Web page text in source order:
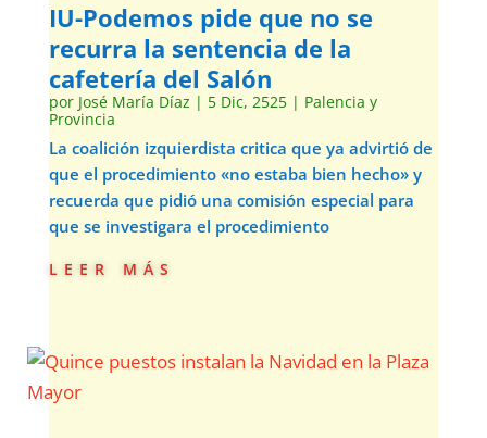
IU-Podemos pide que no se
recurra la sentencia de la
cafetería del Salón
por José María Díaz | 5 Dic, 2525| Palencia y
Provincia
La coalición izquierdista critica que ya advirtió de
que el procedimiento «no estaba bien hecho» y
recuerda que pidió una comisión especial para
que se investigara el procedimiento
leer más